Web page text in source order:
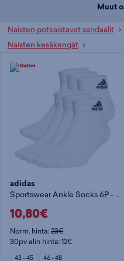
Muut
Naisten potkaistavat sandaalit
Naisten kesäkengät
adidas
Sportswear Ankle Socks 6P - nilkkasukat
10,80€
Norm. hinta:23€
30pv alin hinta: 12€
43 - 45 46 - 48